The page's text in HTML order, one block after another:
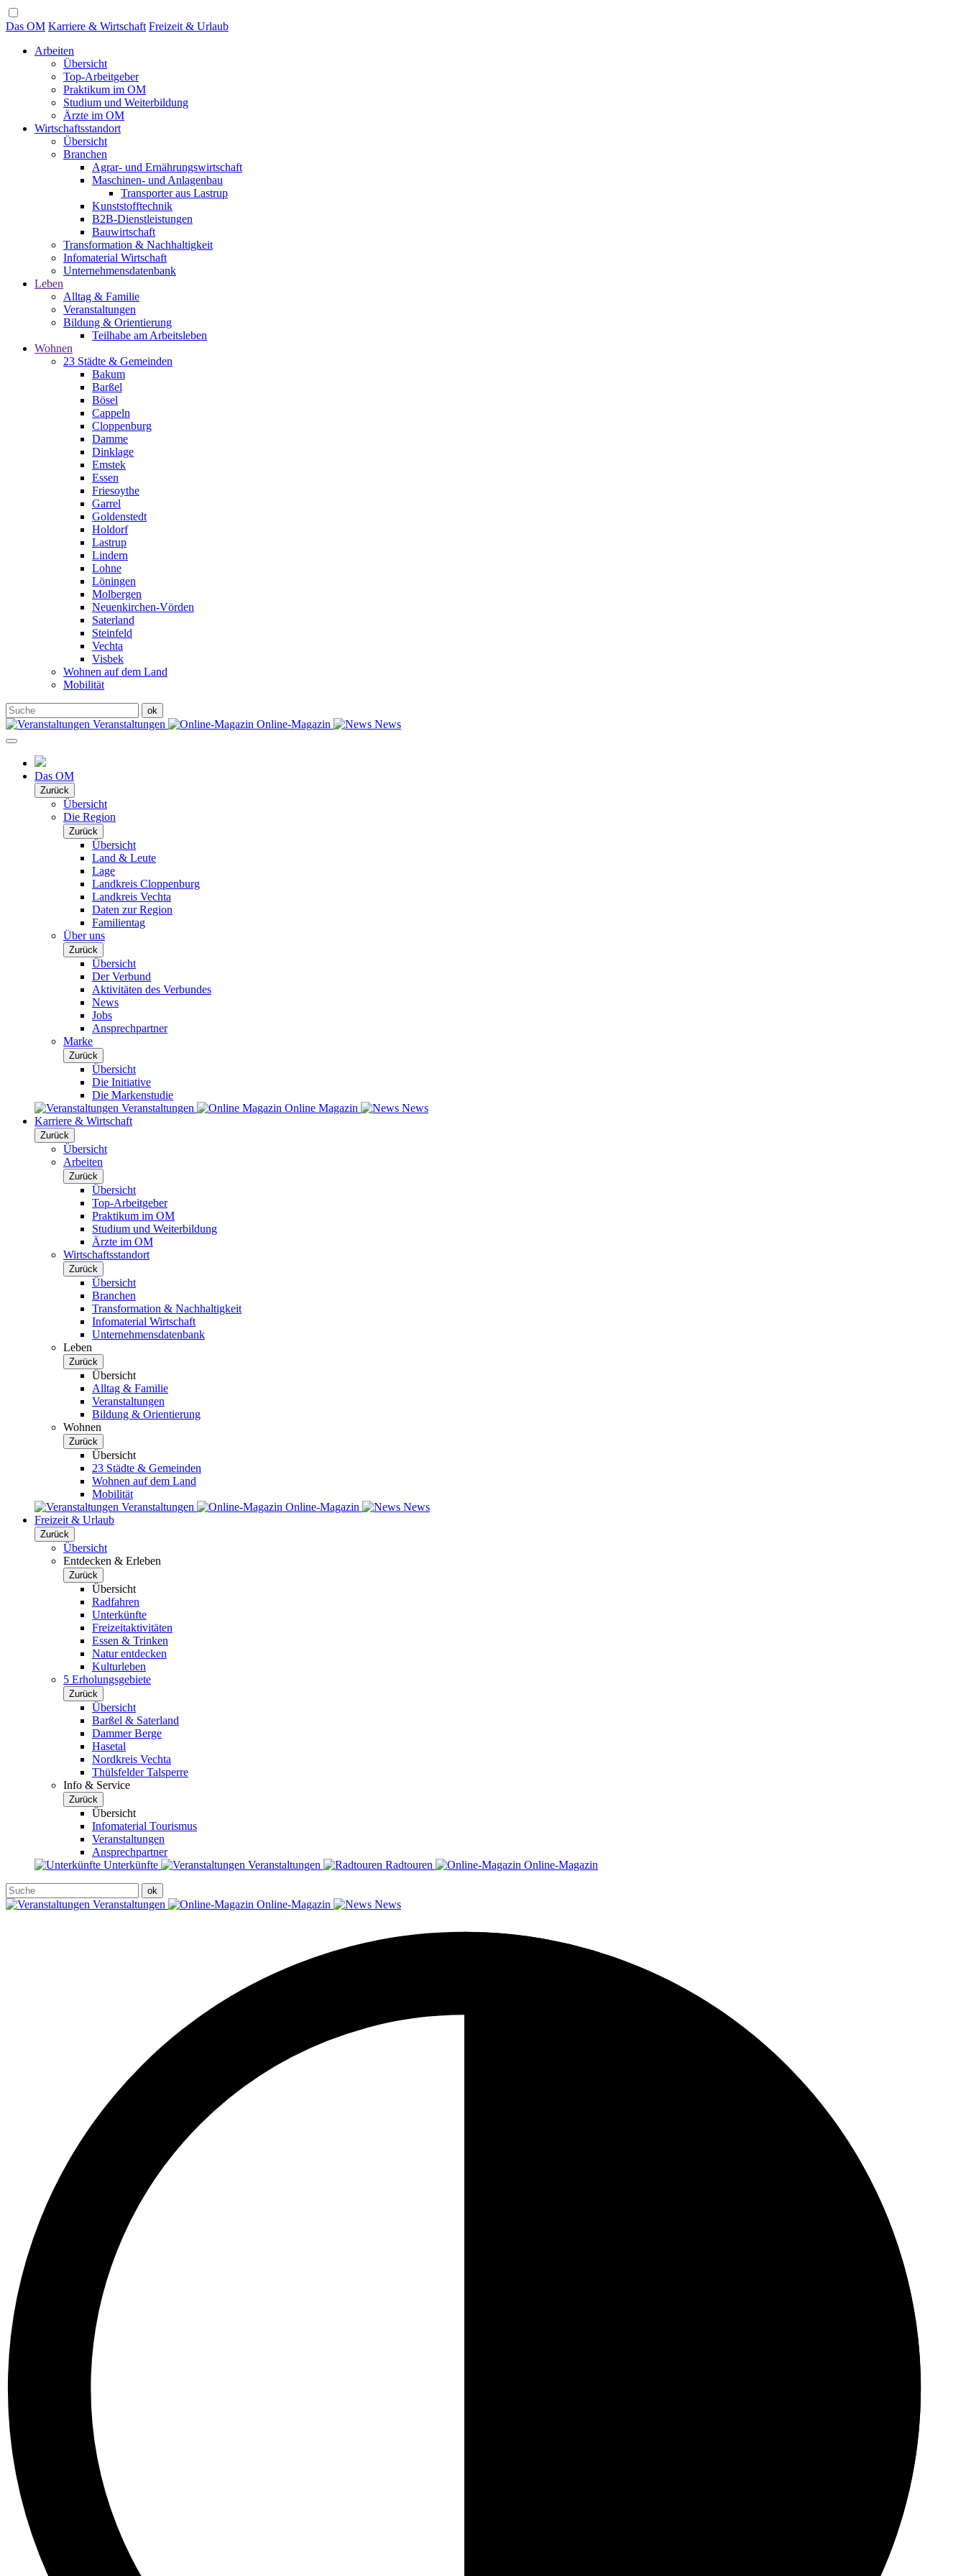
Das OM Karriere & Wirtschaft Freizeit & Urlaub
Arbeiten
Übersicht
Top-Arbeitgeber
Praktikum im OM
Studium und Weiterbildung
Ärzte im OM
Wirtschaftsstandort
Übersicht
Branchen
Agrar- und Ernährungswirtschaft
Maschinen- und Anlagenbau
Transporter aus Lastrup
Kunststofftechnik
B2B-Dienstleistungen
Bauwirtschaft
Transformation & Nachhaltigkeit
Infomaterial Wirtschaft
Unternehmensdatenbank
Leben
Alltag & Familie
Veranstaltungen
Bildung & Orientierung
Teilhabe am Arbeitsleben
Wohnen
23 Städte & Gemeinden
Bakum
Barßel
Bösel
Cappeln
Cloppenburg
Damme
Dinklage
Emstek
Essen
Friesoythe
Garrel
Goldenstedt
Holdorf
Lastrup
Lindern
Lohne
Löningen
Molbergen
Neuenkirchen-Vörden
Saterland
Steinfeld
Vechta
Visbek
Wohnen auf dem Land
Mobilität
Veranstaltungen Online-Magazin News
Das OM
Zurück
Übersicht
Die Region
Zurück
Übersicht
Land & Leute
Lage
Landkreis Cloppenburg
Landkreis Vechta
Daten zur Region
Familientag
Über uns
Zurück
Übersicht
Der Verbund
Aktivitäten des Verbundes
News
Jobs
Ansprechpartner
Marke
Zurück
Übersicht
Die Initiative
Die Markenstudie
Veranstaltungen
Online Magazin
News
Karriere & Wirtschaft
Zurück
Übersicht
Arbeiten
Zurück
Übersicht
Top-Arbeitgeber
Praktikum im OM
Studium und Weiterbildung
Ärzte im OM
Wirtschaftsstandort
Zurück
Übersicht
Branchen
Transformation & Nachhaltigkeit
Infomaterial Wirtschaft
Unternehmensdatenbank
Leben
Zurück
Übersicht
Alltag & Familie
Veranstaltungen
Bildung & Orientierung
Wohnen
Zurück
Übersicht
23 Städte & Gemeinden
Wohnen auf dem Land
Mobilität
Veranstaltungen
Online-Magazin
News
Freizeit & Urlaub
Zurück
Übersicht
Entdecken & Erleben
Zurück
Übersicht
Radfahren
Unterkünfte
Freizeitaktivitäten
Essen & Trinken
Natur entdecken
Kulturleben
5 Erholungsgebiete
Zurück
Übersicht
Barßel & Saterland
Dammer Berge
Hasetal
Nordkreis Vechta
Thülsfelder Talsperre
Info & Service
Zurück
Übersicht
Infomaterial Tourismus
Veranstaltungen
Ansprechpartner
Unterkünfte
Veranstaltungen Radtouren Online-Magazin
Veranstaltungen Online-Magazin News